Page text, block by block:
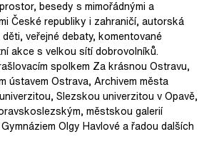
besedy s mimořádnými a
České republiky i zahraničí, autorská
veřejné debaty, komentované
akce s velkou sítí dobrovolníků.
spolkem Za krásnou Ostravu,
ústavem Ostrava, Archivem města
Slezskou univerzitou v Opavě,
městskou galerií
Olgy Havlové a řadou dalších